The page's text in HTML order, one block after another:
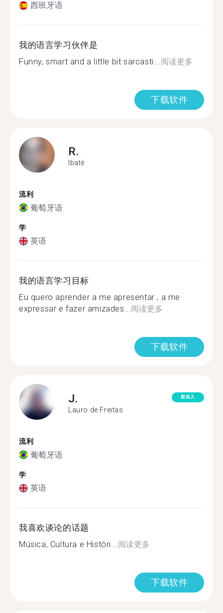
西班牙语
我的语言学习伙伴是
Funny, smart and a little bit sarcasti...阅读更多
下载软件
R.
Ibaté
流利
葡萄牙语
学
英语
我的语言学习目标
Eu quero aprender a me apresentar , a me
expressar e fazer amizades...阅读更多
下载软件
J.
Lauro de Freitas
新加入
流利
葡萄牙语
学
英语
我喜欢谈论的话题
Música, Cultura e Históri...阅读更多
下载软件